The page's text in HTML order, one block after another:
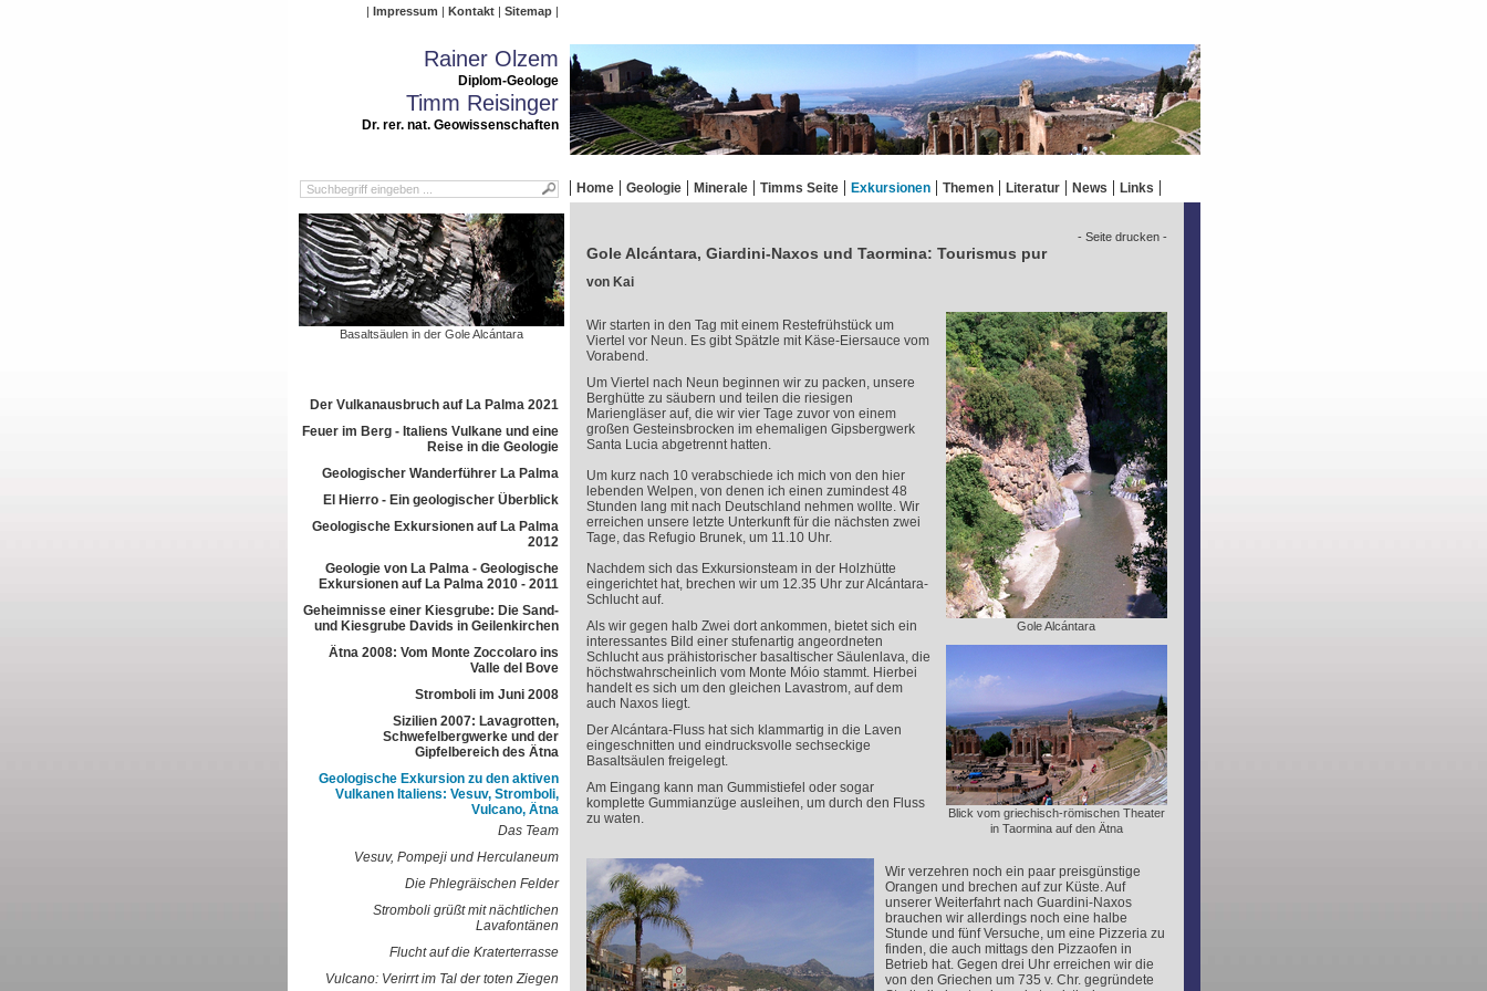
Impressum Kontakt Sitemap
Rainer Olzem
Diplom-Geologe
Timm Reisinger
Dr. rer. nat. Geowissenschaften
Home Geologie Minerale Timms Seite Exkursionen Themen Literatur News Links
Basaltsäulen in der Gole Alcántara
Der Vulkanausbruch auf La Palma 2021
Feuer im Berg - Italiens Vulkane und eine
Reise in die Geologie
Geologischer Wanderführer La Palma
El Hierro - Ein geologischer Überblick
Geologische Exkursionen auf La Palma
2012
Geologie von La Palma - Geologische
Exkursionen auf La Palma 2010 - 2011
Geheimnisse einer Kiesgrube: Die Sand-
und Kiesgrube Davids in Geilenkirchen
Ätna 2008: Vom Monte Zoccolaro ins
Valle del Bove
Stromboli im Juni 2008
Sizilien 2007: Lavagrotten,
Schwefelbergwerke und der
Gipfelbereich des Ätna
Geologische Exkursion zu den aktiven
Vulkanen Italiens: Vesuv, Stromboli,
Vulcano, Ätna
Das Team
Vesuv, Pompeji und Herculaneum
Die Phlegräischen Felder
Stromboli grüßt mit nächtlichen
Lavafontänen
Flucht auf die Kraterterrasse
Vulcano: Verirrt im Tal der toten Ziegen
- Seite drucken -
Gole Alcántara, Giardini-Naxos und Taormina: Tourismus pur
von Kai
Gole Alcántara
Blick vom griechisch-römischen Theater
in Taormina auf den Ätna
Wir starten in den Tag mit einem Restefrühstück um
Viertel vor Neun. Es gibt Spätzle mit Käse-Eiersauce vom
Vorabend.
Um Viertel nach Neun beginnen wir zu packen, unsere
Berghütte zu säubern und teilen die riesigen
Mariengläser auf, die wir vier Tage zuvor von einem
großen Gesteinsbrocken im ehemaligen Gipsbergwerk
Santa Lucia abgetrennt hatten.
Um kurz nach 10 verabschiede ich mich von den hier
lebenden Welpen, von denen ich einen zumindest 48
Stunden lang mit nach Deutschland nehmen wollte. Wir
erreichen unsere letzte Unterkunft für die nächsten zwei
Tage, das Refugio Brunek, um 11.10 Uhr.
Nachdem sich das Exkursionsteam in der Holzhütte
eingerichtet hat, brechen wir um 12.35 Uhr zur Alcántara-
Schlucht auf.
Als wir gegen halb Zwei dort ankommen, bietet sich ein
interessantes Bild einer stufenartig angeordneten
Schlucht aus prähistorischer basaltischer Säulenlava, die
höchstwahrscheinlich vom Monte Móio stammt. Hierbei
handelt es sich um den gleichen Lavastrom, auf dem
auch Naxos liegt.
Der Alcántara-Fluss hat sich klammartig in die Laven
eingeschnitten und eindrucksvolle sechseckige
Basaltsäulen freigelegt.
Am Eingang kann man Gummistiefel oder sogar
komplette Gummianzüge ausleihen, um durch den Fluss
zu waten.
Wir verzehren noch ein paar preisgünstige
Orangen und brechen auf zur Küste. Auf
unserer Weiterfahrt nach Guardini-Naxos
brauchen wir allerdings noch eine halbe
Stunde und fünf Versuche, um eine Pizzeria zu
finden, die auch mittags den Pizzaofen in
Betrieb hat. Gegen drei Uhr erreichen wir die
von den Griechen um 735 v. Chr. gegründete